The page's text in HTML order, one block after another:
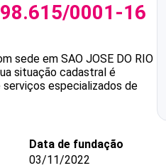
0001-16
sede em SAO JOSE DO RIO
situação cadastral é
especializados de
Data de fundação
03/11/2022